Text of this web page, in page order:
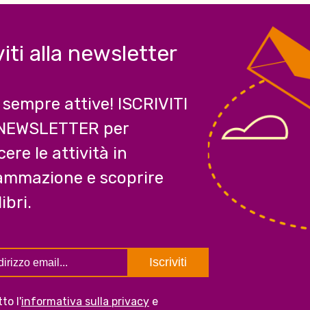
alla newsletter
attive! ISCRIVITI
per
le attività in
e scoprire
l'informativa sulla privacy e